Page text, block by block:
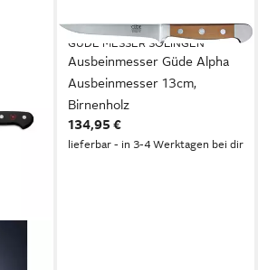
GÜDE MESSER SOLINGEN
Ausbeinmesser Güde Alpha
Ausbeinmesser 13cm,
Birnenholz
134,95 €
lieferbar - in 3-4 Werktagen bei dir